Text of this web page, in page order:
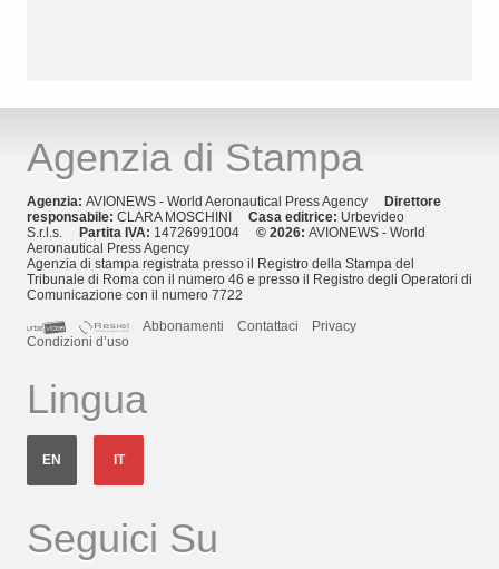
Agenzia di Stampa
Agenzia: AVIONEWS - World Aeronautical Press Agency
Direttore
responsabile: CLARA MOSCHINI Casa editrice: Urbevideo
S.r.l.s.
Partita IVA: 14726991004 © 2026: AVIONEWS - World
Aeronautical Press Agency
Agenzia di stampa registrata presso il Registro della Stampa del
Tribunale di Roma con il numero 46 e presso il Registro degli Operatori di
Comunicazione con il numero 7722
Abbonamenti
Contattaci
Privacy
Condizioni d’uso
Lingua
EN IT
Seguici Su